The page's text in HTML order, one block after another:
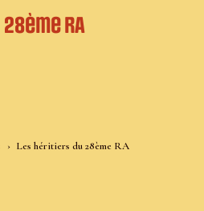
Les héritiers du 28ème RA
RA